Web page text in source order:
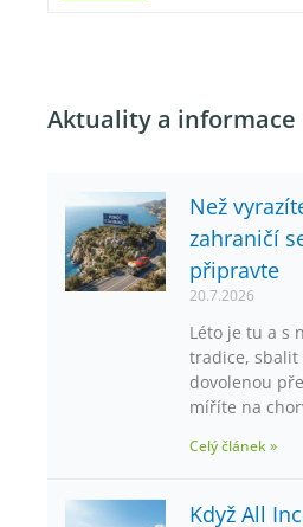
Aktuality a informace
Než
zahraničí
připravte
20.7.2026
Léto je tu a s
tradice, sbalit
dovolenou
míříte na
Celý článek »
Když All